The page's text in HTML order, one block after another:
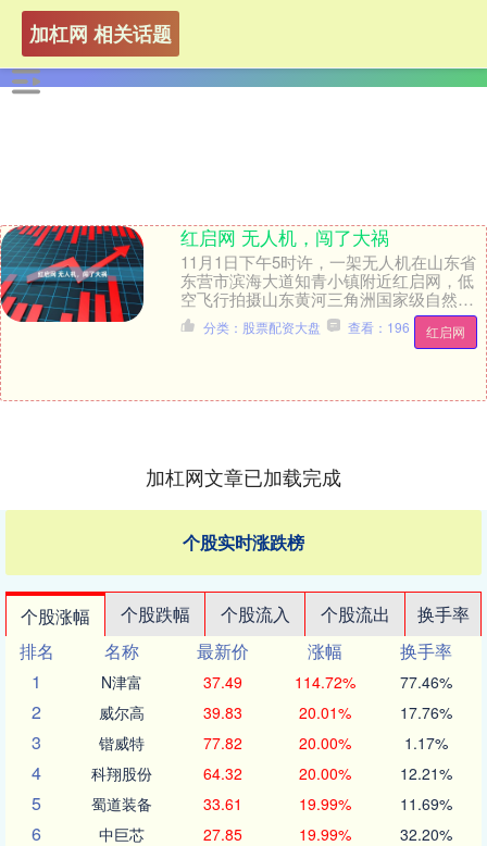
加杠网 相关话题
红启网 无人机，闯了大祸
11月1日下午5时许，一架无人机在山东省
东营市滨海大道知青小镇附近红启网，低
空飞行拍摄山东黄河三角洲国家级自然保
护区的鸟浪，随着现场“砰”的一声，无人机
和一只大....
红启网
分类：股票配资大盘 查看：196
加杠网文章已加载完成
个股实时涨跌榜
个股涨幅 个股跌幅 个股流入 个股流出
换手率
排名
名称 最新价 涨幅
换手率
1
N津富 37.49 114.72% 77.46%
2 威尔高 39.83 20.01% 17.76%
3 锴威特 77.82 20.00% 1.17%
4 科翔股份 64.32 20.00% 12.21%
5 蜀道装备 33.61 19.99% 11.69%
6 中巨芯 27.85 19.99% 32.20%